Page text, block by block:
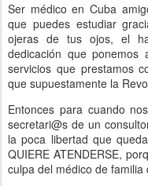
Ser médico en Cuba
que puedes estudiar
ojeras de tus ojos, el
dedicación que
servicios que prestamos
que supuestamente la
Entonces para cuando
secretari@s de un
la poca libertad que
QUIERE ATENDERSE,
culpa del médico de